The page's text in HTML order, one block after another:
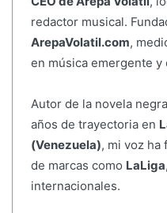
redactor musical.
ArepaVolatil.com,
en música emergente
Autor de la novela negra
años de trayectoria en
(Venezuela), mi voz ha
de marcas como LaLiga,
internacionales.